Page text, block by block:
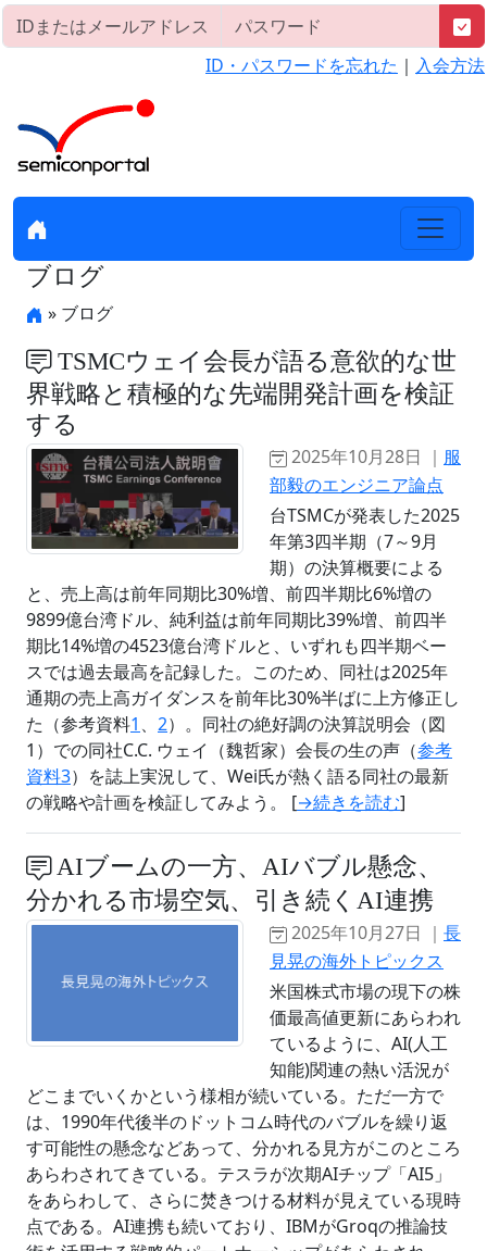
ID・パスワードを忘れた ｜ 入会方法
ブログ
» ブログ
TSMCウェイ会長が語る意欲的な世
界戦略と積極的な先端開発計画を検証
する
2025年10月28日 ｜ 服
部毅のエンジニア論点
台TSMCが発表した2025
年第3四半期（7～9月
期）の決算概要による
と、売上高は前年同期比30%増、前四半期比6%増の
9899億台湾ドル、純利益は前年同期比39%増、前四半
期比14%増の4523億台湾ドルと、いずれも四半期ベー
スでは過去最高を記録した。このため、同社は2025年
通期の売上高ガイダンスを前年比30%半ばに上方修正し
た（参考資料1 、 2）。同社の絶好調の決算説明会（図
1）での同社C.C. ウェイ（魏哲家）会長の生の声（参考
資料3）を誌上実況して、Wei氏が熱く語る同社の最新
の戦略や計画を検証してみよう。 [→続きを読む]
AIブームの一方、AIバブル懸念、
分かれる市場空気、引き続くAI連携
2025年10月27日 ｜ 長
見晃の海外トピックス
米国株式市場の現下の株
価最高値更新にあらわれ
ているように、AI(人工
知能)関連の熱い活況が
どこまでいくかという様相が続いている。ただ一方で
は、1990年代後半のドットコム時代のバブルを繰り返
す可能性の懸念などあって、分かれる見方がこのところ
あらわされてきている。テスラが次期AIチップ「AI5」
をあらわして、さらに焚きつける材料が見えている現時
点である。AI連携も続いており、IBMがGroqの推論技